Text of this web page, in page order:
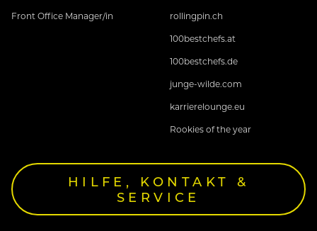
Front Office Manager/in
rollingpin.ch
100bestchefs.at
100bestchefs.de
junge-wilde.com
karrierelounge.eu
Rookies of the year
HILFE, KONTAKT &
SERVICE